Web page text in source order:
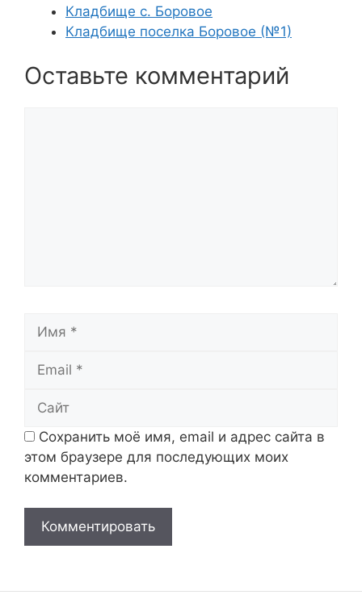
Кладбище с. Боровое
Кладбище поселка Боровое (№1)
Оставьте комментарий
Сохранить моё имя, email и адрес сайта в
этом браузере для последующих моих
комментариев.